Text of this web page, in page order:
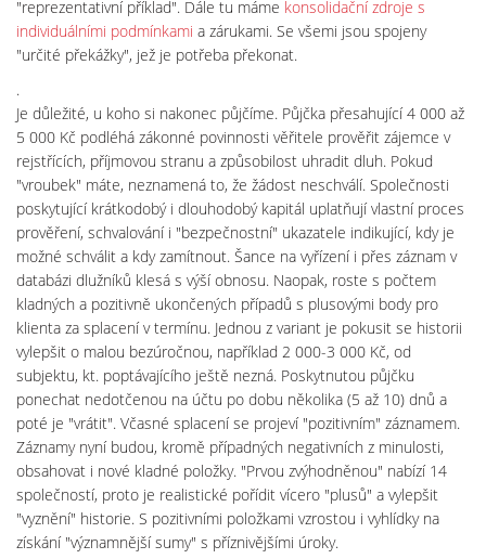
"reprezentativní příklad". Dále tu máme konsolidační zdroje s
individuálními podmínkami a zárukami. Se všemi jsou spojeny
"určité překážky", jež je potřeba překonat.
.
Je důležité, u koho si nakonec půjčíme. Půjčka přesahující 4 000 až
5 000 Kč podléhá zákonné povinnosti věřitele prověřit zájemce v
rejstřících, příjmovou stranu a způsobilost uhradit dluh. Pokud
"vroubek" máte, neznamená to, že žádost neschválí. Společnosti
poskytující krátkodobý i dlouhodobý kapitál uplatňují vlastní proces
prověření, schvalování i "bezpečnostní" ukazatele indikující, kdy je
možné schválit a kdy zamítnout. Šance na vyřízení i přes záznam v
databázi dlužníků klesá s výší obnosu. Naopak, roste s počtem
kladných a pozitivně ukončených případů s plusovými body pro
klienta za splacení v termínu. Jednou z variant je pokusit se historii
vylepšit o malou bezúročnou, například 2 000-3 000 Kč, od
subjektu, kt. poptávajícího ještě nezná. Poskytnutou půjčku
ponechat nedotčenou na účtu po dobu několika (5 až 10) dnů a
poté je "vrátit". Včasné splacení se projeví "pozitivním" záznamem.
Záznamy nyní budou, kromě případných negativních z minulosti,
obsahovat i nové kladné položky. "Prvou zvýhodněnou" nabízí 14
společností, proto je realistické pořídit vícero "plusů" a vylepšit
"vyznění" historie. S pozitivními položkami vzrostou i vyhlídky na
získání "významnější sumy" s příznivějšími úroky.